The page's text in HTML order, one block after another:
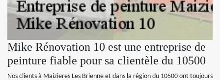
Mike Rénovation 10 est une entreprise de
peinture fiable pour sa clientèle du 10500
Nos clients à Maizieres Les Brienne et dans la région du 10500 ont toujours